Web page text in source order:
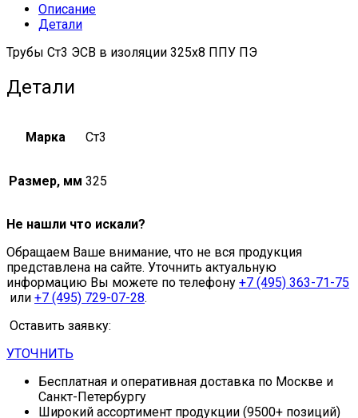
Описание
Детали
Трубы Ст3 ЭСВ в изоляции 325х8 ППУ ПЭ
Детали
Марка Ст3
Размер, мм 325
Не нашли что искали?
Обращаем Ваше внимание, что не вся продукция
представлена на сайте. Уточнить актуальную
информацию Вы можете по телефону +7 (495) 363-71-75
или +7 (495) 729-07-28.
Оставить заявку:
УТОЧНИТЬ
Бесплатная и оперативная доставка по Москве и
Санкт-Петербургу
Широкий ассортимент продукции (9500+ позиций)